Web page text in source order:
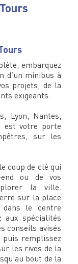
embarquez
d’un minibus à
projets, de la
exigeants.
Lyon, Nantes,
est votre porte
sur les
coup de clé qui
ou de vos
la ville.
sur la place
dans le centre
aux spécialités
conseils avisés
puis remplissez
les rives de la
bout de la